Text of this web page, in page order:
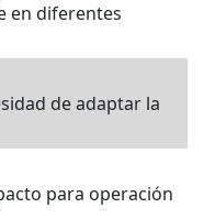
en diferentes
de adaptar la
para operación